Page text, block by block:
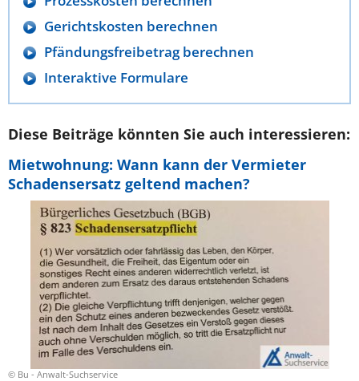
Gerichtskosten berechnen
Pfändungsfreibetrag berechnen
Interaktive Formulare
Diese Beiträge könnten Sie auch interessieren:
© Bu - Anwalt-Suchservice
Mietwohnung: Wann kann der Vermieter
Schadensersatz geltend machen?